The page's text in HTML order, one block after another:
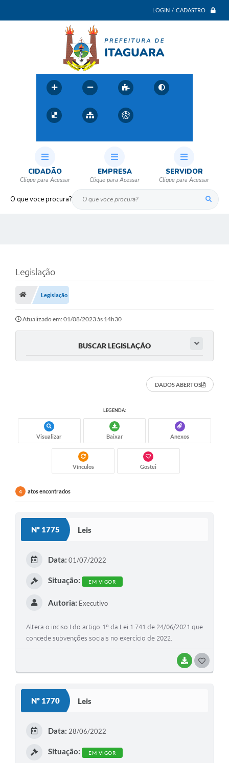
LOGIN / CADASTRO
O que voce procura?
CIDADÃO EMPRESA SERVIDOR
Legislação
Legislação
Atualizado em: 01/08/2023 às 14h30
BUSCAR LEGISLAÇÃO
DADOS ABERTOS
LEGENDA:
Visualizar Baixar Anexos
Vínculos Gostei
4 atos encontrados
Nº 1775 Leis
BAIXAR
Data: 01/07/2022
Situação: EM VIGOR
Autoria: Executivo
Altera o inciso I do artigo 1º da Lei 1.741 de 24/06/2021 que
concede subvenções sociais no exercício de 2022.
Nº 1770 Leis
Data: 28/06/2022
Situação: EM VIGOR